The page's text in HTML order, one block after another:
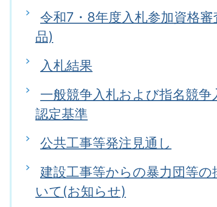
令和7・8年度入札参加資格
品)
入札結果
一般競争入札および指名競
認定基準
公共工事等発注見通し
建設工事等からの暴力団等
いて(お知らせ)